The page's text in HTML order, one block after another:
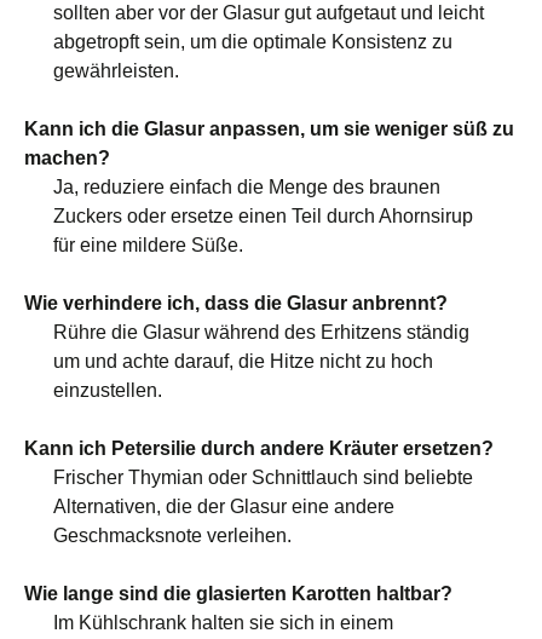
sollten aber vor der Glasur gut aufgetaut und leicht
abgetropft sein, um die optimale Konsistenz zu
gewährleisten.
Kann ich die Glasur anpassen, um sie weniger süß zu
machen?
Ja, reduziere einfach die Menge des braunen
Zuckers oder ersetze einen Teil durch Ahornsirup
für eine mildere Süße.
Wie verhindere ich, dass die Glasur anbrennt?
Rühre die Glasur während des Erhitzens ständig
um und achte darauf, die Hitze nicht zu hoch
einzustellen.
Kann ich Petersilie durch andere Kräuter ersetzen?
Frischer Thymian oder Schnittlauch sind beliebte
Alternativen, die der Glasur eine andere
Geschmacksnote verleihen.
Wie lange sind die glasierten Karotten haltbar?
Im Kühlschrank halten sie sich in einem